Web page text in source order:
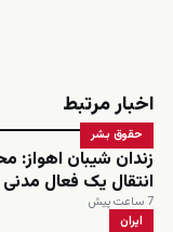
اخبار مرتبط
حقوق بشر
زندان شیبان اهواز:
انتقال یک فعال
7 ساعت پیش
ایران